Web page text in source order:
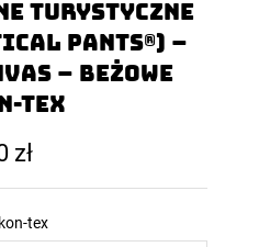
Turystyczne
Pants®) –
– Beżowe
Tex
zł
tex